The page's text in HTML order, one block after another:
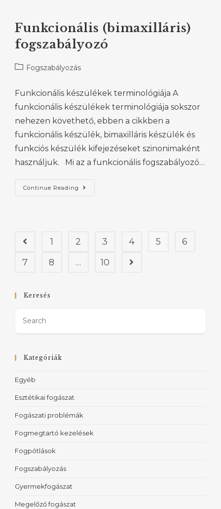
Funkcionális (bimaxilláris)
fogszabályozó
Fogszabályozás
Funkcionális készülékek terminológiája A
funkcionális készülékek terminológiája sokszor
nehezen követhető, ebben a cikkben a
funkcionális készülék, bimaxilláris készülék és
funkciós készülék kifejezéseket szinonimaként
használjuk. Mi az a funkcionális fogszabályozó…
Continue Reading
1 2 3 4 5
6
7
8 … 10
Keresés
Kategóriák
Egyéb
Esztétikai fogászat
Fogászati problémák
Fogmegtartó kezelések
Fogpótlások
Fogszabályozás
Gyermekfogászat
Megelőző fogászat